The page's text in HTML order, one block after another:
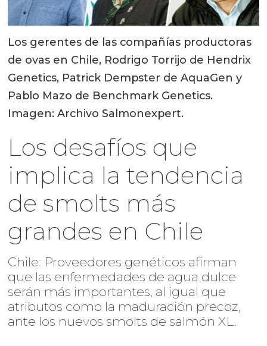
Los gerentes de las compañías productoras
de ovas en Chile, Rodrigo Torrijo de Hendrix
Genetics, Patrick Dempster de AquaGen y
Pablo Mazo de Benchmark Genetics.
Imagen: Archivo Salmonexpert.
Los desafíos que
implica la tendencia
de smolts más
grandes en Chile
Chile: Proveedores genéticos afirman
que las enfermedades de agua dulce
serán más importantes, al igual que
atributos como la maduración precoz,
ante los nuevos smolts de salmón XL.